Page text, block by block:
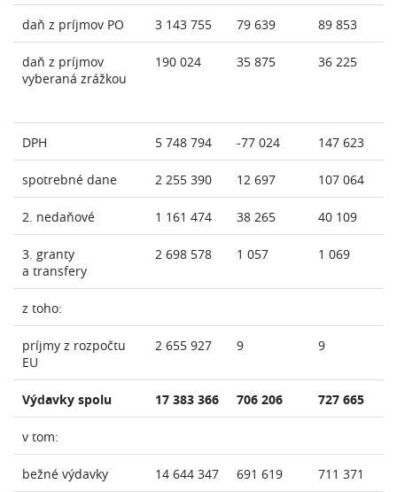
daň z príjmov PO 3 143 755 79 639 89 853
daň z príjmov
vyberaná zrážkou
190 024 35 875 36 225
DPH 5 748 794 -77 024 147 623
spotrebné dane 2 255 390 12 697 107 064
2. nedaňové 1 161 474 38 265 40 109
3. granty
a transfery
2 698 578 1 057 1 069
z toho:
príjmy z rozpočtu
EU
2 655 927 9 9
Výdavky spolu 17 383 366 706 206 727 665
v tom:
bežné výdavky 14 644 347 691 619 711 371